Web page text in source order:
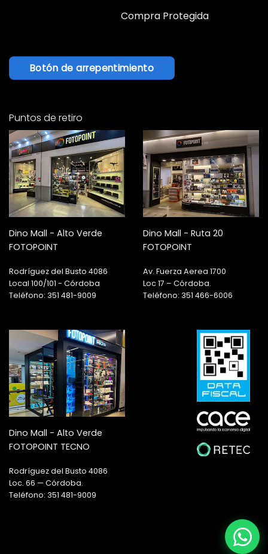
Compra Protegida
Botón de arrepentimiento
Puntos de retiro
Dino Mall - Alto Verde
FOTOPOINT
Rodríguez del Busto 4086
Local 100/101 - Córdoba
Teléfono: 351 481-9009
Dino Mall - Ruta 20
FOTOPOINT
Av. Fuerza Aerea 1700
Loc 17 – Córdoba.
Teléfono: 351 466-6006
Dino Mall - Alto Verde
FOTOPOINT TECNO
Rodríguez del Busto 4086
Loc. 66 — Córdoba.
Teléfono: 351 481-9009